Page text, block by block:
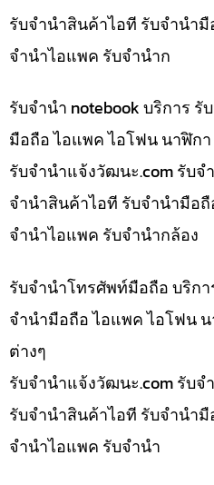
รับจำนำสินค้าไอที รับจำนำ
จำนำไอแพค รับจำนำก
รับจำนำ notebook บริการ
มือถือ ไอแพค ไอโฟน นาฬิก
รับจํานําแจ้งวัฒนะ.com รับจ
จำนำสินค้าไอที รับจำนำมือ
จำนำไอแพค รับจำนำกล้อง
รับจำนำโทรศัพท์มือถือ บริก
จำนำมือถือ ไอแพค ไอโฟน
ต่างๆ
รับจํานําแจ้งวัฒนะ.com รับ
รับจำนำสินค้าไอที รับจำนำ
จำนำไอแพค รับจำนำ